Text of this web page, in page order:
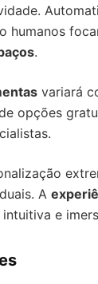
humanos
.
variará
opções
A
e